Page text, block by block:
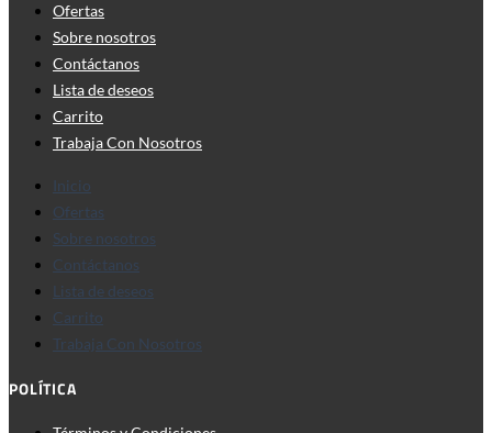
Ofertas
Sobre nosotros
Contáctanos
Lista de deseos
Carrito
Trabaja Con Nosotros
Inicio
Ofertas
Sobre nosotros
Contáctanos
Lista de deseos
Carrito
Trabaja Con Nosotros
POLÍTICA